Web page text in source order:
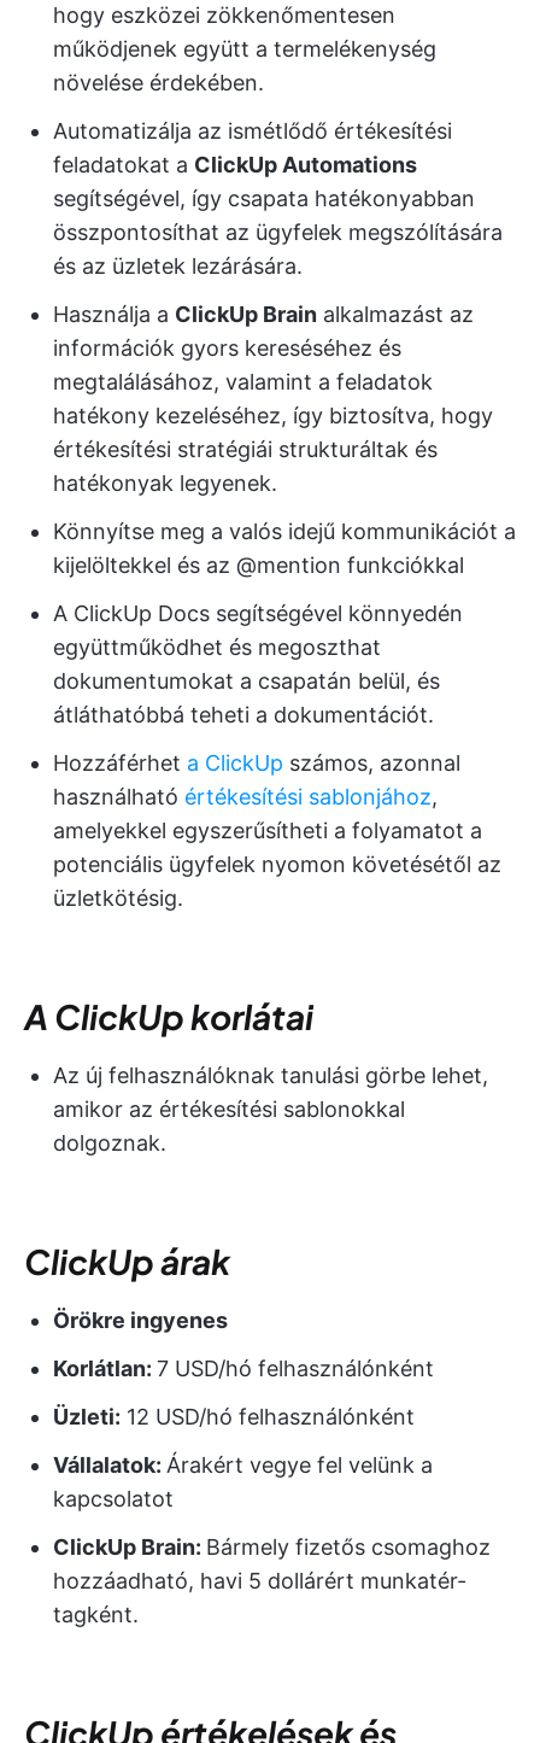
hogy eszközei zökkenőmentesen
működjenek együtt a termelékenység
növelése érdekében.
Automatizálja az ismétlődő értékesítési
feladatokat a ClickUp Automations
segítségével, így csapata hatékonyabban
összpontosíthat az ügyfelek megszólítására
és az üzletek lezárására.
Használja a ClickUp Brain alkalmazást az
információk gyors kereséséhez és
megtalálásához, valamint a feladatok
hatékony kezeléséhez, így biztosítva, hogy
értékesítési stratégiái strukturáltak és
hatékonyak legyenek.
Könnyítse meg a valós idejű kommunikációt a
kijelöltekkel és az @mention funkciókkal
A ClickUp Docs segítségével könnyedén
együttműködhet és megoszthat
dokumentumokat a csapatán belül, és
átláthatóbbá teheti a dokumentációt.
Hozzáférhet a ClickUp számos, azonnal
használható értékesítési sablonjához,
amelyekkel egyszerűsítheti a folyamatot a
potenciális ügyfelek nyomon követésétől az
üzletkötésig.
A ClickUp korlátai
Az új felhasználóknak tanulási görbe lehet,
amikor az értékesítési sablonokkal
dolgoznak.
ClickUp árak
Örökre ingyenes
Korlátlan: 7 USD/hó felhasználónként
Üzleti: 12 USD/hó felhasználónként
Vállalatok: Árakért vegye fel velünk a
kapcsolatot
ClickUp Brain: Bármely fizetős csomaghoz
hozzáadható, havi 5 dollárért munkatér-
tagként.
ClickUp értékelések és